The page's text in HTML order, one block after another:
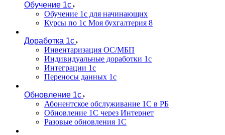
Обучение 1с
Обучение 1с для начинающих
Курсы по 1с Моя бухгалтерия 8
Доработка 1с
Инвентаризация ОС/МБП
Индивидуальные доработки 1с
Интеграции 1с
Переносы данных 1с
Обновление 1с
Абонентское обслуживание 1С в РБ
Обновление 1С через Интернет
Разовые обновления 1С